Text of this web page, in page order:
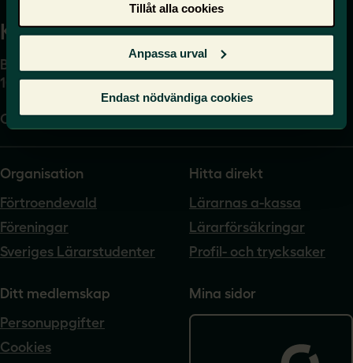
Tillåt alla cookies
Anpassa urval
Endast nödvändiga cookies
Kansli
Box 17061
104 62 Stockholm
Org.nr. 802540-5542
Organisation
Förtroendevald
Föreningar
Sveriges Lärarstudenter
Hitta direkt
Lärarnas a-kassa
Lärarförsäkringar
Profil- och trycksaker
Ditt medlemskap
Personuppgifter
Cookies
Mina sidor